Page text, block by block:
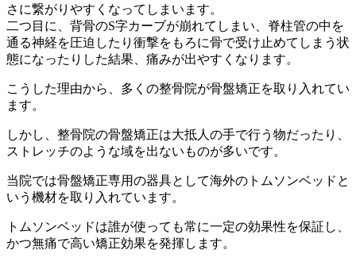
さに繋がりやすくなってしまいます。
二つ目に、背骨のS字カーブが崩れてしまい、脊柱管の中を
通る神経を圧迫したり衝撃をもろに骨で受け止めてしまう状
態になったりした結果、痛みが出やすくなります。
こうした理由から、多くの整骨院が骨盤矯正を取り入れてい
ます。
しかし、整骨院の骨盤矯正は大抵人の手で行う物だったり、
ストレッチのような域を出ないものが多いです。
当院では骨盤矯正専用の器具として海外のトムソンベッドと
いう機材を取り入れています。
トムソンベッドは誰が使っても常に一定の効果性を保証し、
かつ無痛で高い矯正効果を発揮します。